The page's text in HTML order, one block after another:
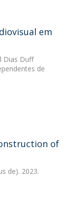
em
Dias Duff
de
of
de). 2023.